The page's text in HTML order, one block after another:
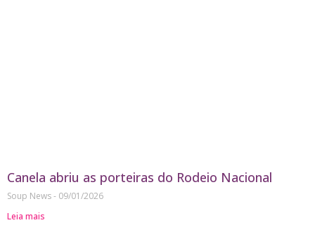
Canela abriu as porteiras do Rodeio Nacional
Soup News
09/01/2026
Leia mais